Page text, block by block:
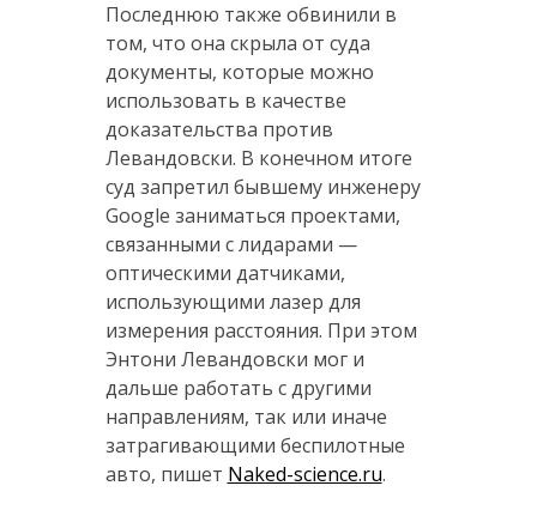
Последнюю также обвинили в
том, что она скрыла от суда
документы, которые можно
использовать в качестве
доказательства против
Левандовски. В конечном итоге
суд запретил бывшему инженеру
Google заниматься проектами,
связанными с лидарами —
оптическими датчиками,
использующими лазер для
измерения расстояния. При этом
Энтони Левандовски мог и
дальше работать с другими
направлениям, так или иначе
затрагивающими беспилотные
авто, пишет Naked-science.ru.